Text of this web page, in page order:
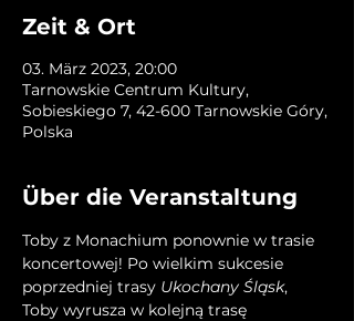
Zeit & Ort
03. März 2023, 20:00
Tarnowskie Centrum Kultury,
Sobieskiego 7, 42-600 Tarnowskie Góry,
Polska
Über die Veranstaltung
Toby z Monachium ponownie w trasie
koncertowej! Po wielkim sukcesie
poprzedniej trasy Ukochany Śląsk,
Toby wyrusza w kolejną trasę